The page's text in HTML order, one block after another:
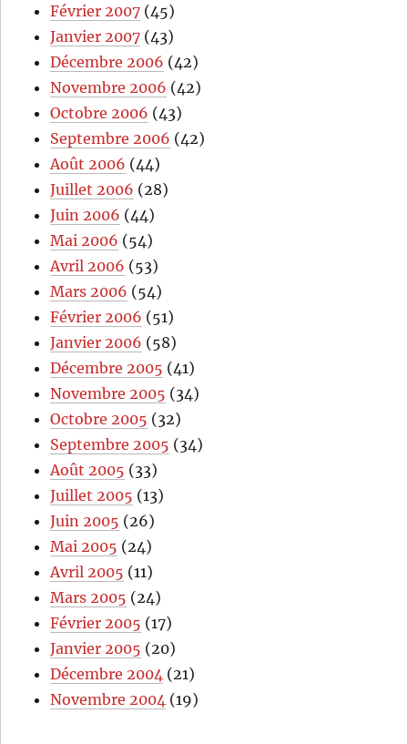
Février 2007 (45)
Janvier 2007 (43)
Décembre 2006 (42)
Novembre 2006 (42)
Octobre 2006 (43)
Septembre 2006 (42)
Août 2006 (44)
Juillet 2006 (28)
Juin 2006 (44)
Mai 2006 (54)
Avril 2006 (53)
Mars 2006 (54)
Février 2006 (51)
Janvier 2006 (58)
Décembre 2005 (41)
Novembre 2005 (34)
Octobre 2005 (32)
Septembre 2005 (34)
Août 2005 (33)
Juillet 2005 (13)
Juin 2005 (26)
Mai 2005 (24)
Avril 2005 (11)
Mars 2005 (24)
Février 2005 (17)
Janvier 2005 (20)
Décembre 2004 (21)
Novembre 2004 (19)